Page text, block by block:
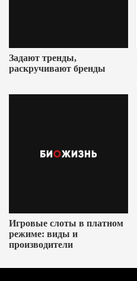
Задают тренды,
раскручивают бренды
Игровые слоты в платном
режиме: виды и
производители